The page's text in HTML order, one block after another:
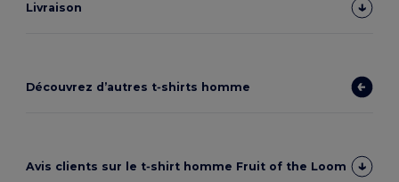
Livraison
Découvrez d’autres t‑shirts homme
Avis clients sur le t‑shirt homme Fruit of the Loom